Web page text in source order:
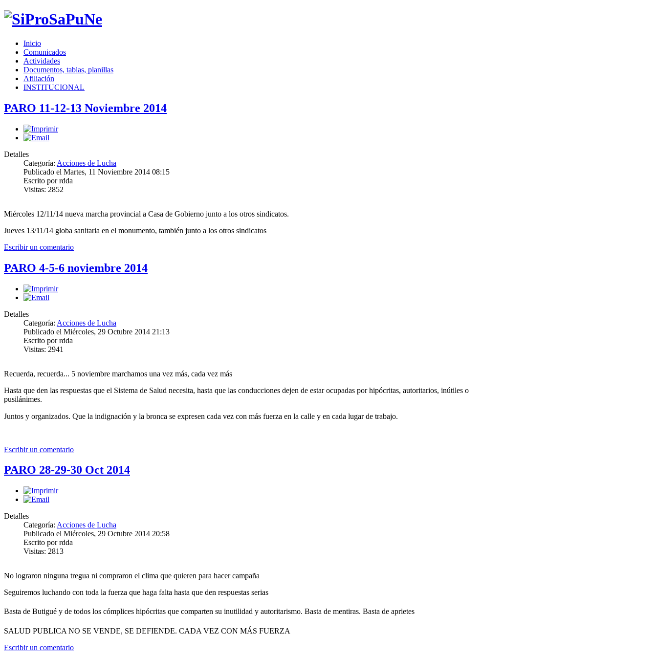
Inicio
Comunicados
Actividades
Documentos, tablas, planillas
Afiliación
INSTITUCIONAL
PARO 11-12-13 Noviembre 2014
Detalles
Categoría: Acciones de Lucha
Publicado el Martes, 11 Noviembre 2014 08:15
Escrito por rdda
Visitas: 2852
Miércoles 12/11/14 nueva marcha provincial a Casa de Gobierno junto a los otros sindicatos.
Jueves 13/11/14 globa sanitaria en el monumento, también junto a los otros sindicatos
Escribir un comentario
PARO 4-5-6 noviembre 2014
Detalles
Categoría: Acciones de Lucha
Publicado el Miércoles, 29 Octubre 2014 21:13
Escrito por rdda
Visitas: 2941
Recuerda, recuerda... 5 noviembre marchamos una vez más, cada vez más
Hasta que den las respuestas que el Sistema de Salud necesita, hasta que las conducciones dejen de estar ocupadas por hipócritas, autoritarios, inútiles o
pusilánimes.
Juntos y organizados. Que la indignación y la bronca se expresen cada vez con más fuerza en la calle y en cada lugar de trabajo.
Escribir un comentario
PARO 28-29-30 Oct 2014
Detalles
Categoría: Acciones de Lucha
Publicado el Miércoles, 29 Octubre 2014 20:58
Escrito por rdda
Visitas: 2813
No lograron ninguna tregua ni compraron el clima que quieren para hacer campaña
Seguiremos luchando con toda la fuerza que haga falta hasta que den respuestas serias
Basta de Butigué y de todos los cómplices hipócritas que comparten su inutilidad y autoritarismo. Basta de mentiras. Basta de aprietes
SALUD PUBLICA NO SE VENDE, SE DEFIENDE. CADA VEZ CON MÁS FUERZA
Escribir un comentario